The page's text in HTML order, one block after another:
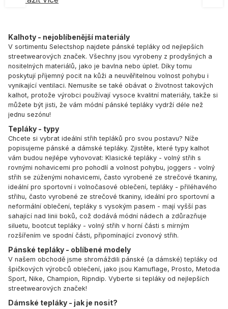
Kalhoty - nejoblíbenější materiály
V sortimentu Selectshop najdete pánské tepláky od nejlepších
streetwearových značek. Všechny jsou vyrobeny z prodyšných a
nositelných materiálů, jako je bavlna nebo úplet. Díky tomu
poskytují příjemný pocit na kůži a neuvěřitelnou volnost pohybu i
vynikající ventilaci. Nemusíte se také obávat o životnost takových
kalhot, protože výrobci používají vysoce kvalitní materiály, takže si
můžete být jisti, že vám módní pánské tepláky vydrží déle než
jednu sezónu!
Tepláky - typy
Chcete si vybrat ideální střih tepláků pro svou postavu? Níže
popisujeme pánské a dámské tepláky. Zjistěte, které typy kalhot
vám budou nejlépe vyhovovat: Klasické tepláky - volný střih s
rovnými nohavicemi pro pohodlí a volnost pohybu, joggers - volný
střih se zúženými nohavicemi, často vyrobené ze strečové tkaniny,
ideální pro sportovní i volnočasové oblečení, tepláky - přiléhavého
střihu, často vyrobené ze strečové tkaniny, ideální pro sportovní a
neformální oblečení, tepláky s vysokým pasem - mají vyšší pas
sahající nad linii boků, což dodává módní nádech a zdůrazňuje
siluetu, bootcut tepláky - volný střih v horní části s mírným
rozšířením ve spodní části, připomínající zvonový střih.
Pánské tepláky - oblíbené modely
V našem obchodě jsme shromáždili pánské (a dámské) tepláky od
špičkových výrobců oblečení, jako jsou Kamuflage, Prosto, Metoda
Sport, Nike, Champion, Ripndip. Vyberte si tepláky od nejlepších
streetwearových značek!
Dámské tepláky - jak je nosit?